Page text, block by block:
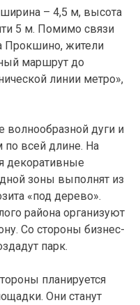
– 4,5 м, высота
5 м. Помимо связи
Прокшино, жители
маршрут до
линии метро»,
дуги и
всей длине. На
декоративные
зоны выполнят из
«под дерево».
района организуют
Со стороны бизнес-
парк.
планируется
Они станут